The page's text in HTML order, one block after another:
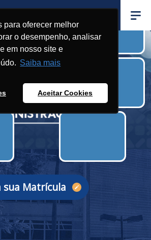
para oferecer melhor
o desempenho, analisar
em nosso site e
Saiba mais
Aceitar Cookies
sua Matrícula